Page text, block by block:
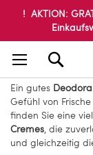
! AKTION:
Ein gutes
Gefühl von
finden Sie eine
Cremes, die
und gleichzeitig